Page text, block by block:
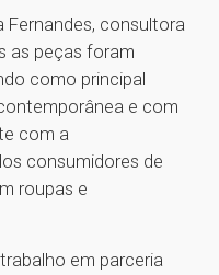
Fernandes, consultora
as peças foram
como principal
e com
com a
consumidores de
roupas e
em parceria